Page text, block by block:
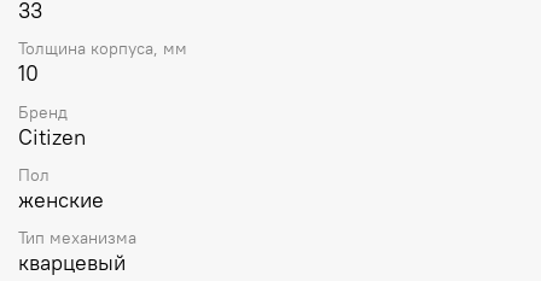
33
Толщина корпуса, мм
10
Бренд
Citizen
Пол
женские
Тип механизма
кварцевый